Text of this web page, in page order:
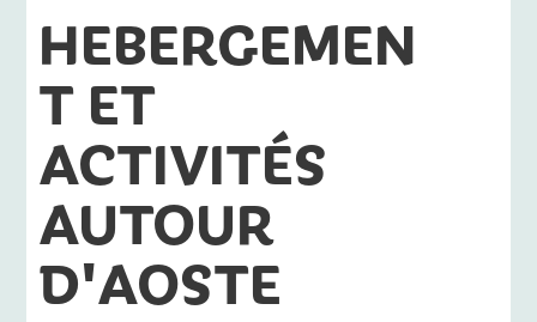
HEBERGEMEN
T ET
ACTIVITÉS
AUTOUR
D'AOSTE